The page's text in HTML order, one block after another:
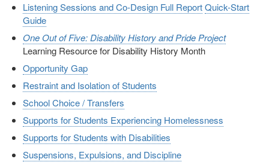
Listening Sessions and Co-Design Full Report Quick-Start
Guide
One Out of Five: Disability History and Pride Project
Learning Resource for Disability History Month
Opportunity Gap
Restraint and Isolation of Students
School Choice / Transfers
Supports for Students Experiencing Homelessness
Supports for Students with Disabilities
Suspensions, Expulsions, and Discipline